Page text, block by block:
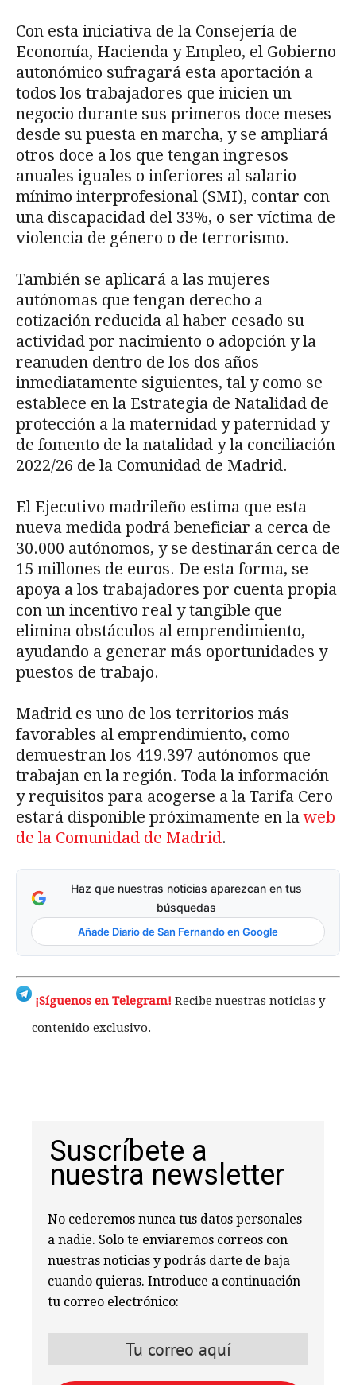
Con esta iniciativa de la Consejería de
Economía, Hacienda y Empleo, el Gobierno
autonómico sufragará esta aportación a
todos los trabajadores que inicien un
negocio durante sus primeros doce meses
desde su puesta en marcha, y se ampliará
otros doce a los que tengan ingresos
anuales iguales o inferiores al salario
mínimo interprofesional (SMI), contar con
una discapacidad del 33%, o ser víctima de
violencia de género o de terrorismo.
También se aplicará a las mujeres
autónomas que tengan derecho a
cotización reducida al haber cesado su
actividad por nacimiento o adopción y la
reanuden dentro de los dos años
inmediatamente siguientes, tal y como se
establece en la Estrategia de Natalidad de
protección a la maternidad y paternidad y
de fomento de la natalidad y la conciliación
2022/26 de la Comunidad de Madrid.
El Ejecutivo madrileño estima que esta
nueva medida podrá beneficiar a cerca de
30.000 autónomos, y se destinarán cerca de
15 millones de euros. De esta forma, se
apoya a los trabajadores por cuenta propia
con un incentivo real y tangible que
elimina obstáculos al emprendimiento,
ayudando a generar más oportunidades y
puestos de trabajo.
Madrid es uno de los territorios más
favorables al emprendimiento, como
demuestran los 419.397 autónomos que
trabajan en la región. Toda la información
y requisitos para acogerse a la Tarifa Cero
estará disponible próximamente en laweb
de la Comunidad de Madrid.
Haz que nuestras noticias aparezcan en tus
búsquedas
Añade Diario de San Fernando en Google
¡Síguenos en Telegram! Recibe nuestras noticias y
contenido exclusivo.
Suscríbete a
nuestra newsletter
No cederemos nunca tus datos personales
a nadie. Solo te enviaremos correos con
nuestras noticias y podrás darte de baja
cuando quieras. Introduce a continuación
tu correo electrónico: